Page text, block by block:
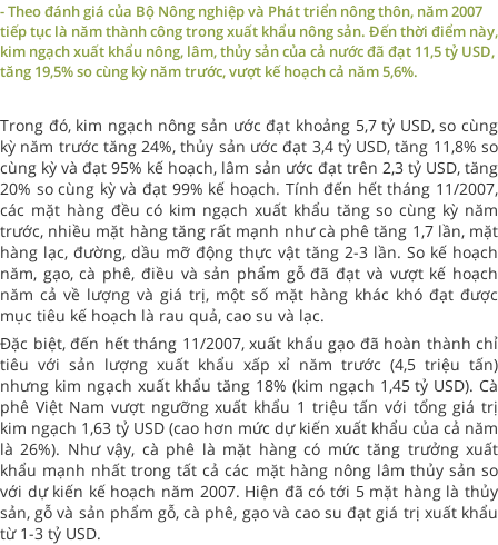
- Theo đánh giá của Bộ Nông nghiệp và Phát triển nông thôn, năm 2007
tiếp tục là năm thành công trong xuất khẩu nông sản. Đến thời điểm này,
kim ngạch xuất khẩu nông, lâm, thủy sản của cả nước đã đạt 11,5 tỷ USD,
tăng 19,5% so cùng kỳ năm trước, vượt kế hoạch cả năm 5,6%.
Trong đó, kim ngạch nông sản ước đạt khoảng 5,7 tỷ USD, so cùng
kỳ năm trước tăng 24%, thủy sản ước đạt 3,4 tỷ USD, tăng 11,8% so
cùng kỳ và đạt 95% kế hoạch, lâm sản ước đạt trên 2,3 tỷ USD, tăng
20% so cùng kỳ và đạt 99% kế hoạch. Tính đến hết tháng 11/2007,
các mặt hàng đều có kim ngạch xuất khẩu tăng so cùng kỳ năm
trước, nhiều mặt hàng tăng rất mạnh như cà phê tăng 1,7 lần, mặt
hàng lạc, đường, dầu mỡ động thực vật tăng 2-3 lần. So kế hoạch
năm, gạo, cà phê, điều và sản phẩm gỗ đã đạt và vượt kế hoạch
năm cả về lượng và giá trị, một số mặt hàng khác khó đạt được
mục tiêu kế hoạch là rau quả, cao su và lạc.
Đặc biệt, đến hết tháng 11/2007, xuất khẩu gạo đã hoàn thành chỉ
tiêu với sản lượng xuất khẩu xấp xỉ năm trước (4,5 triệu tấn)
nhưng kim ngạch xuất khẩu tăng 18% (kim ngạch 1,45 tỷ USD). Cà
phê Việt Nam vượt ngưỡng xuất khẩu 1 triệu tấn với tổng giá trị
kim ngạch 1,63 tỷ USD (cao hơn mức dự kiến xuất khẩu của cả năm
là 26%). Như vậy, cà phê là mặt hàng có mức tăng trưởng xuất
khẩu mạnh nhất trong tất cả các mặt hàng nông lâm thủy sản so
với dự kiến kế hoạch năm 2007. Hiện đã có tới 5 mặt hàng là thủy
sản, gỗ và sản phẩm gỗ, cà phê, gạo và cao su đạt giá trị xuất khẩu
từ 1-3 tỷ USD.